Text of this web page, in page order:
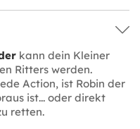
kann dein Kleiner
Ritters werden.
Action, ist Robin der
ist... oder direkt
retten.